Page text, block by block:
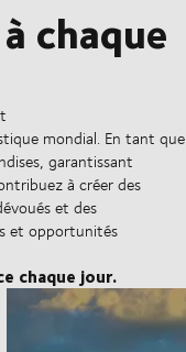
chaque
mondial. En tant que
garantissant
à créer des
et des
et opportunités
chaque jour.